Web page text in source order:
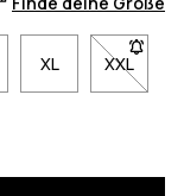
XL XXL- Größe